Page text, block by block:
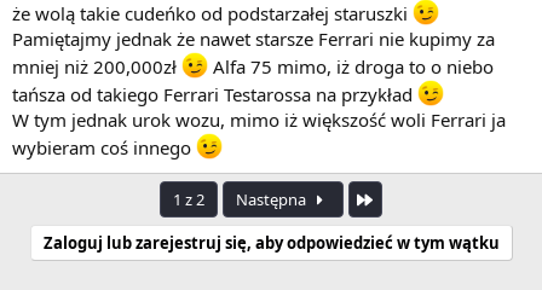
że wolą takie cudeńko od podstarzałej staruszki
Pamiętajmy jednak że nawet starsze Ferrari nie kupimy za
mniej niż 200,000zł
Alfa 75 mimo, iż droga to o niebo
tańsza od takiego Ferrari Testarossa na przykład
W tym jednak urok wozu, mimo iż większość woli Ferrari ja
wybieram coś innego
1 z 2 Następna
Zaloguj lub zarejestruj się, aby odpowiedzieć w tym wątku